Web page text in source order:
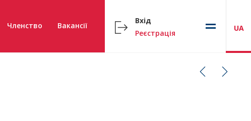
Членство Вакансії
Вхід
Реєстрація
UA